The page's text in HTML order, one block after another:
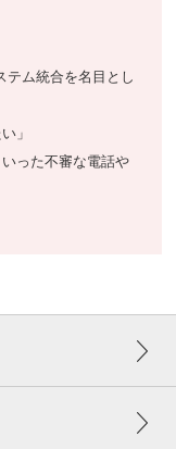
テム統合を名目とし
」
った不審な電話や